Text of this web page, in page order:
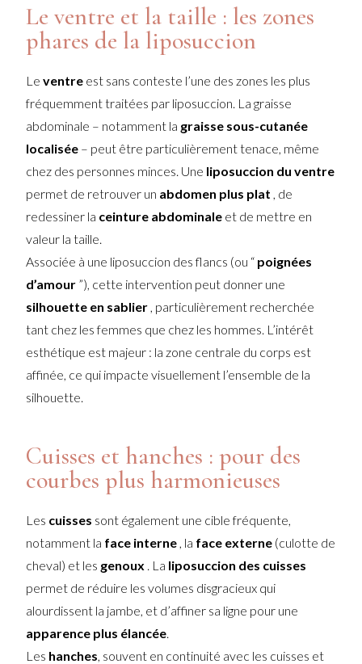
Le ventre et la taille : les zones
phares de la liposuccion
Leventre est sans conteste l’une des zones les plus
fréquemment traitées par liposuccion. La graisse
abdominale – notamment la graisse sous-cutanée
localisée – peut être particulièrement tenace, même
chez des personnes minces. Une liposuccion du ventre
permet de retrouver un abdomen plus plat , de
redessiner la ceinture abdominale et de mettre en
valeur la taille.
Associée à une liposuccion des flancs (ou “ poignées
d’amour ”), cette intervention peut donner une
silhouette en sablier , particulièrement recherchée
tant chez les femmes que chez les hommes. L’intérêt
esthétique est majeur : la zone centrale du corps est
affinée, ce qui impacte visuellement l’ensemble de la
silhouette.
Cuisses et hanches : pour des
courbes plus harmonieuses
Les cuisses sont également une cible fréquente,
notamment la face interne , la face externe (culotte de
cheval) et les genoux . La liposuccion des cuisses
permet de réduire les volumes disgracieux qui
alourdissent la jambe, et d’affiner sa ligne pour une
apparence plus élancée
Les hanches , souvent en continuité avec les cuisses et